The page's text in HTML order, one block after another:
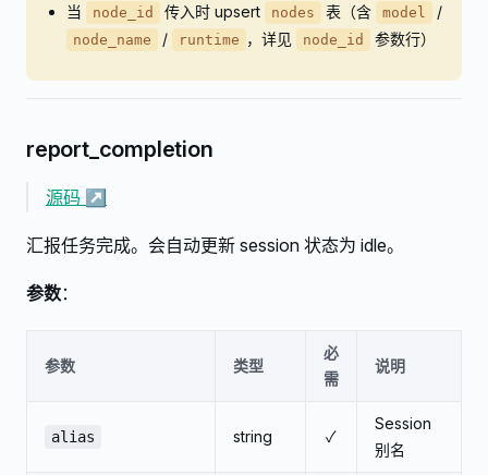
当
node_id 传入时 upsert nodes 表（含 model /
node_name / runtime ，详见 node_id 参数行）
report_completion
源码 ↗
汇报任务完成。会自动更新 session 状态为 idle。
参数：
参数 类型
必
需
说明
alias string ✓
Session
别名